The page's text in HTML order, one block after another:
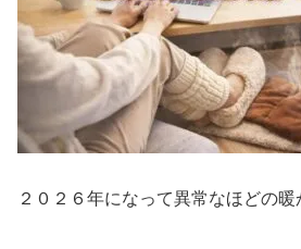
２０２６年になって異常なほどの暖